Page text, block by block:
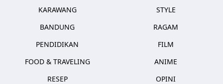
KARAWANG
BANDUNG
PENDIDIKAN
FOOD & TRAVELING
RESEP
STYLE
RAGAM
FILM
ANIME
OPINI